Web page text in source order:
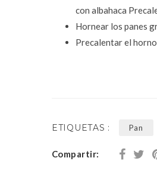
con albahaca
Hornear los panes
Precalentar el
ETIQUETAS : Pan
Compartir: